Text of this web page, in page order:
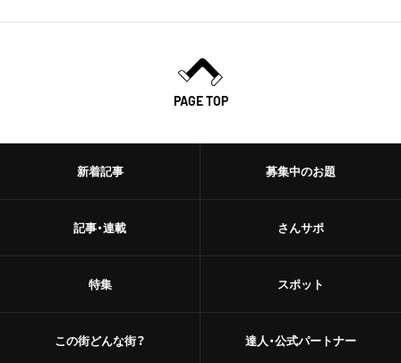
PAGE TOP
新着記事
記事・連載
特集
この街どんな街？
募集中のお題
さんサポ
スポット
達人・公式パートナー